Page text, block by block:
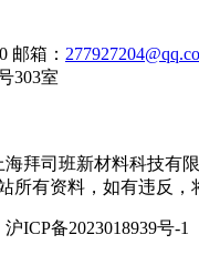
邮箱：
303室
海拜司班新材料科技有
所有资料，如有违反，
沪ICP备2023018939号-1